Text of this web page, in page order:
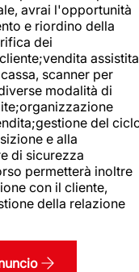
avrai l'opportunità
e riordino della
dei
assistita
scanner per
modalità di
del
e alla
di sicurezza
permetterà inoltre
con il cliente,
della relazione